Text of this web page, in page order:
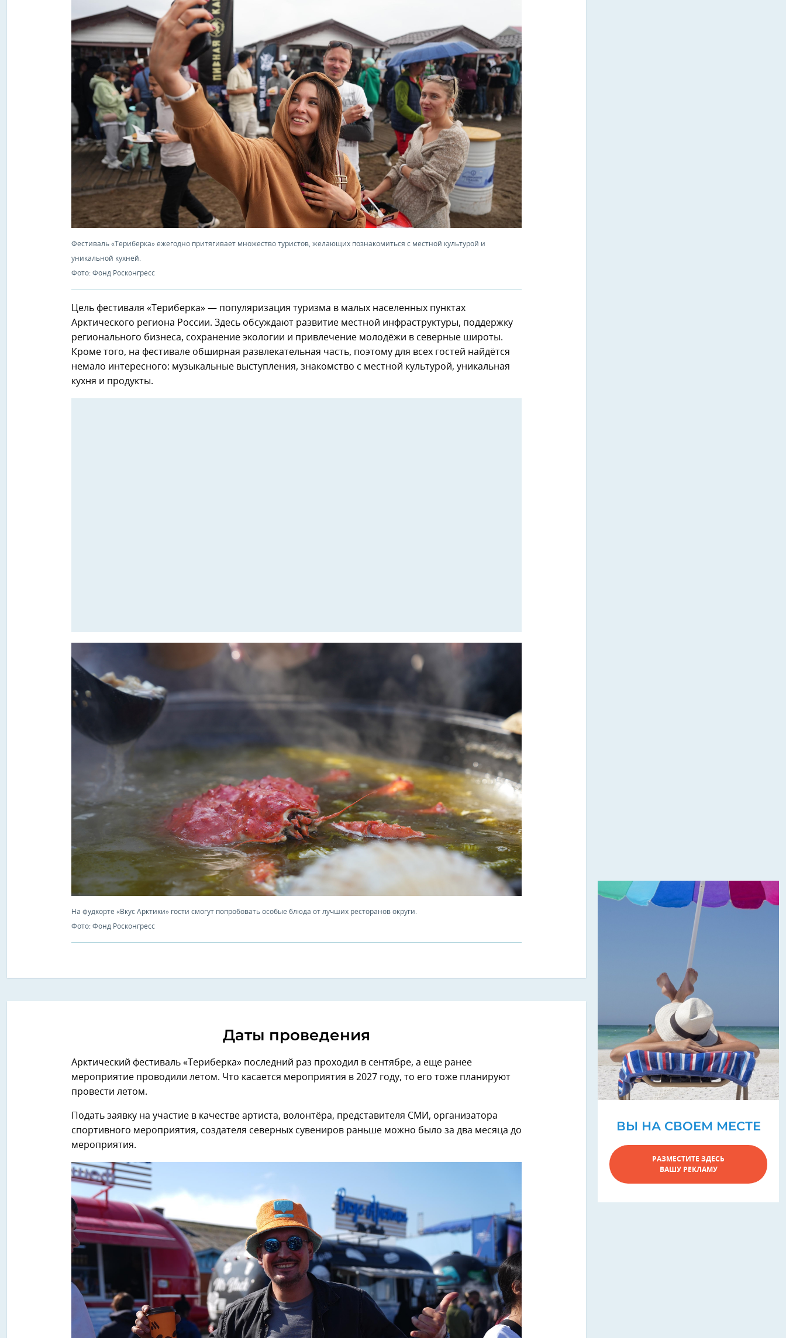
Фестиваль «Териберка» ежегодно притягивает множество туристов, желающих познакомиться с местной культурой и
уникальной кухней.
Фото: Фонд Росконгресс
Цель фестиваля «Териберка» — популяризация туризма в малых населенных пунктах
Арктического региона России. Здесь обсуждают развитие местной инфраструктуры, поддержку
регионального бизнеса, сохранение экологии и привлечение молодёжи в северные широты.
Кроме того, на фестивале обширная развлекательная часть, поэтому для всех гостей найдётся
немало интересного: музыкальные выступления, знакомство с местной культурой, уникальная
кухня и продукты.
На фудкорте «Вкус Арктики» гости смогут попробовать особые блюда от лучших ресторанов округи.
Фото: Фонд Росконгресс
Даты проведения
Арктический фестиваль «Териберка» последний раз проходил в сентябре, а еще ранее
мероприятие проводили летом. Что касается мероприятия в 2027 году, то его тоже планируют
провести летом.
Подать заявку на участие в качестве артиста, волонтёра, представителя СМИ, организатора
спортивного мероприятия, создателя северных сувениров раньше можно было за два месяца до
мероприятия.
ВЫ НА СВОЕМ МЕСТЕ
РАЗМЕСТИТЕ ЗДЕСЬ
ВАШУ РЕКЛАМУ